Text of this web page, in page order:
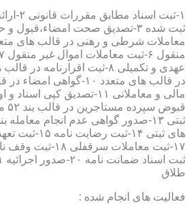
۱-ثبت
در قالب های متعدد ۱۰-
طلاق
فعالیت های انجام شده :